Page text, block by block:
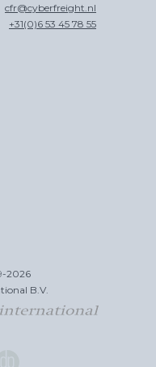
cfr@cyberfreight.nl
+31(0)6 53 45 78 55
2026
B.V.